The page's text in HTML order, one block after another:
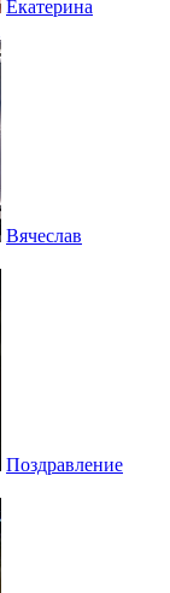
Екатерина
Вячеслав
Поздравление